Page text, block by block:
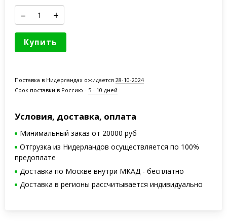
– +
Купить
Поставка в Нидерландах ожидается28-10-2024
Срок поставки в Россию - 5 - 10 дней
Условия, доставка, оплата
Минимальный заказ от 20000 руб
Отгрузка из Нидерландов осуществляется по 100%
предоплате
Доставка по Москве внутри МКАД - бесплатно
Доставка в регионы рассчитывается индивидуально